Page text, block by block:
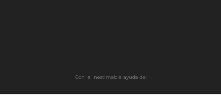
Con la inestimable ayuda de: